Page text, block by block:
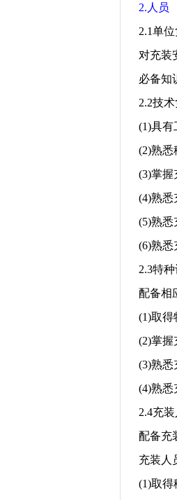
2. 人员
2.1单位
对充装
必备知
2.2技术
(1)具有
(2)熟悉
(3)掌握
(4)熟悉
(5)熟悉
(6)熟悉
2.3特种
配备相
(1)取得
(2)掌握
(3)熟悉
(4)熟悉
2.4充
配备充
充装人
(1)取得